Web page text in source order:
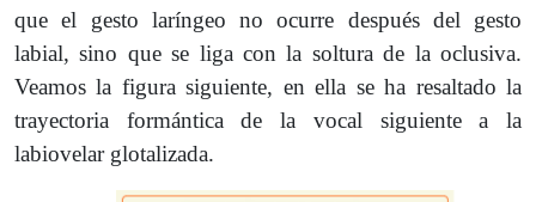
que el gesto laríngeo no ocurre después del gesto
labial, sino que se liga con la soltura de la oclusiva.
Veamos la figura siguiente, en ella se ha resaltado la
trayectoria formántica de la vocal siguiente a la
labiovelar glotalizada.